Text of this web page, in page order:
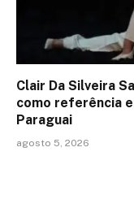
Clair Da Silveira
como referência
Paraguai
agosto 5, 2026